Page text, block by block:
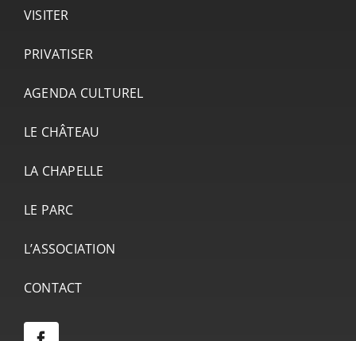
VISITER
PRIVATISER
AGENDA CULTUREL
LE CHÂTEAU
LA CHAPELLE
LE PARC
L’ASSOCIATION
CONTACT